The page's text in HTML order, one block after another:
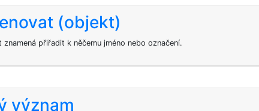
(objekt)
znamená přiřadit k něčemu jméno nebo označení.
význam